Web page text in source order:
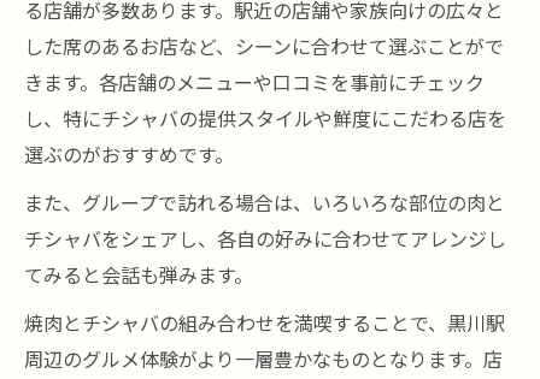
る店舗が多数あります。駅近の店舗や家族向けの広々と
した席のあるお店など、シーンに合わせて選ぶことがで
きます。各店舗のメニューや口コミを事前にチェック
し、特にチシャバの提供スタイルや鮮度にこだわる店を
選ぶのがおすすめです。
また、グループで訪れる場合は、いろいろな部位の肉と
チシャバをシェアし、各自の好みに合わせてアレンジし
てみると会話も弾みます。
焼肉とチシャバの組み合わせを満喫することで、黒川駅
周辺のグルメ体験がより一層豊かなものとなります。店